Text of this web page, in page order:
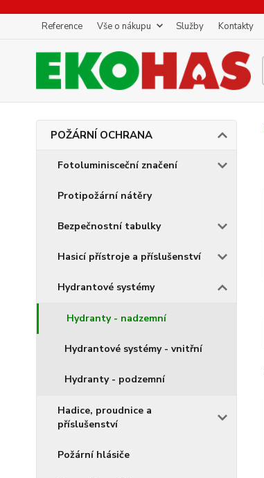
Reference Vše o nákupu Služby Kontakty
POŽÁRNÍ OCHRANA
Fotoluminisceční značení
Protipožární nátěry
Bezpečnostní tabulky
Hasicí přístroje a příslušenství
Hydrantové systémy
Hydranty - nadzemní
Hydrantové systémy - vnitřní
Hydranty - podzemní
Hadice, proudnice a
příslušenství
Požární hlásiče